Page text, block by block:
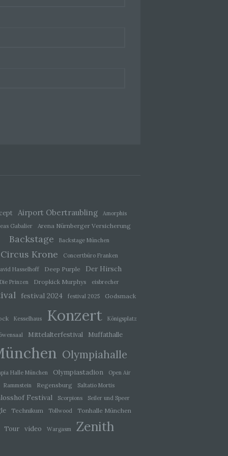
Airport Obertraubling
Amorphis
Gabalier
Arena Nürnberger Versicherung
Backstage Backstage München
Circus Krone
Concertbüro Franken
Hasselhoff
Deep Purple Der Hirsch
Die Prinzen Dropkick Murphys eisbrecher
festival 2024 festival 2025 Godsmack
Kesselhaus Konzert Königsplatz
Mittelalterfestival Muffathalle
Olympiahalle
Halle München Olympiastadion
Open Air
Rammstein
Regensburg Saltatio Mortis
Festival Scorpions Seiler und Speer
Technikum Tollwood Tonhalle München
Tour video Wargasm Zenith